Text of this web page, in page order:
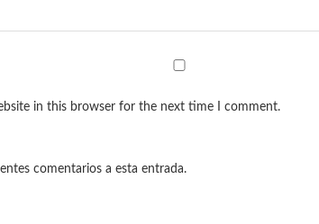
in this browser for the next time I comment.
comentarios a esta entrada.